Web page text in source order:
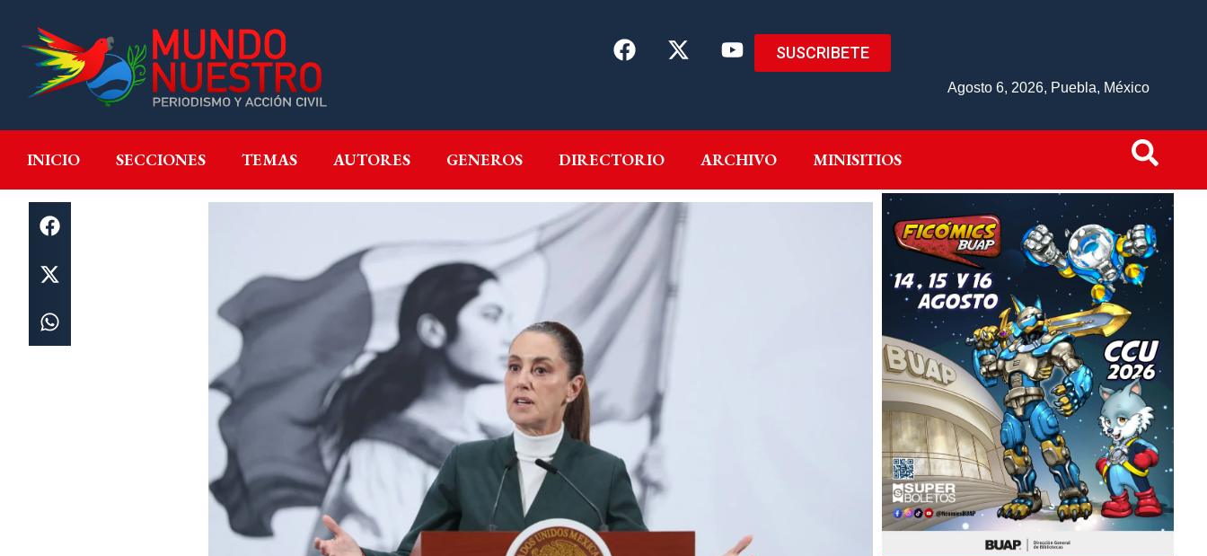
SUSCRIBETE
Agosto 6, 2026, Puebla, México
INICIO SECCIONES TEMAS AUTORES GENEROS DIRECTORIO ARCHIVO MINISITIOS
INICIO SECCIONES GENEROS DIRECTORIO ARCHIVO MINISITIOS